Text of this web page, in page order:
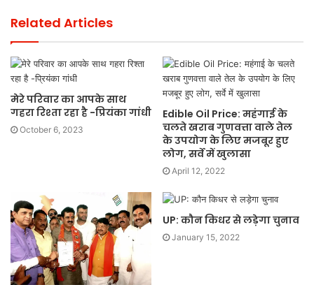
Related Articles
मेरे परिवार का आपके साथ
गहरा रिश्ता रहा है -प्रियंका गांधी
October 6, 2023
Edible Oil Price: महंगाई के
चलते खराब गुणवत्ता वाले तेल
के उपयोग के लिए मजबूर हुए
लोग, सर्वे में खुलासा
April 12, 2022
UP: कौन किधर से लड़ेगा चुनाव
January 15, 2022